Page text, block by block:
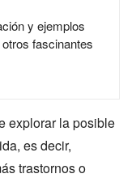
y ejemplos
fascinantes
explorar la posible
es decir,
trastornos o